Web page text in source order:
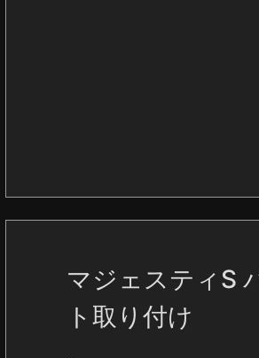
マジェスティS
ト取り付け